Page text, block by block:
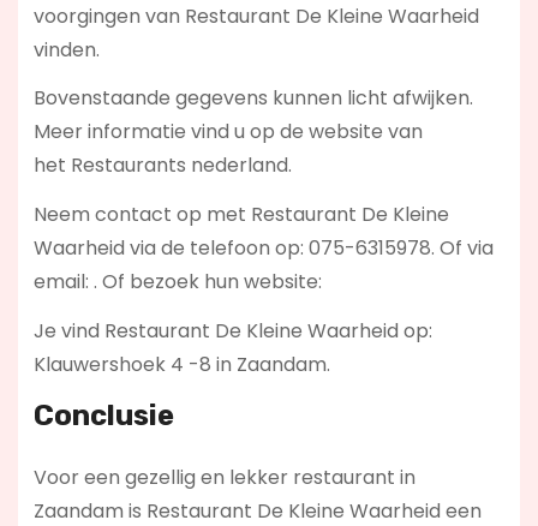
voorgingen van Restaurant De Kleine Waarheid
vinden.
Bovenstaande gegevens kunnen licht afwijken.
Meer informatie vind u op de website van
het Restaurants nederland.
Neem contact op met Restaurant De Kleine
Waarheid via de telefoon op: 075-6315978. Of via
email: . Of bezoek hun website:
Je vind Restaurant De Kleine Waarheid op:
Klauwershoek 4 -8 in Zaandam.
Conclusie
Voor een gezellig en lekker restaurant in
Zaandam is Restaurant De Kleine Waarheid een